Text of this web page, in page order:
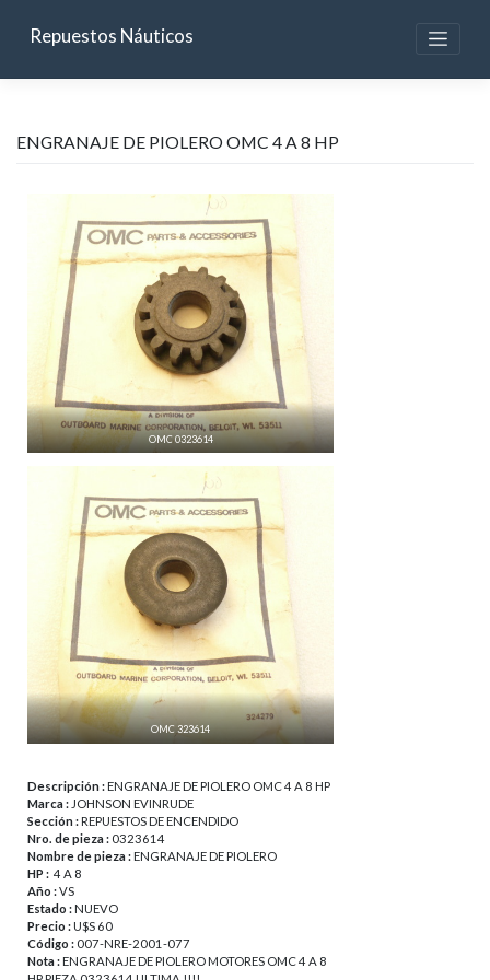
contentRepuestos Náuticos
ENGRANAJE DE PIOLERO OMC 4 A 8 HP
OMC 0323614
OMC 323614
Descripción :ENGRANAJE DE PIOLERO OMC 4 A 8 HP
Marca : JOHNSON EVINRUDE
Sección :REPUESTOS DE ENCENDIDO
Nro. de pieza : 0323614
Nombre de pieza :ENGRANAJE DE PIOLERO
HP : 4 A 8
Año :VS
Estado :NUEVO
Precio :U$S 60
Código : 007-NRE-2001-077
Nota :ENGRANAJE DE PIOLERO MOTORES OMC 4 A 8